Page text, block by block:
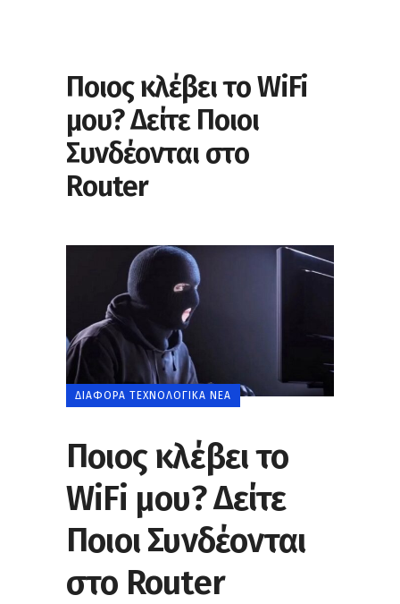
Ποιος κλέβει το WiFi
μου? Δείτε Ποιοι
Συνδέονται στο
Router
ΔΙΆΦΟΡΑ ΤΕΧΝΟΛΟΓΙΚΆ ΝΈΑ
Ποιος κλέβει το
WiFi μου? Δείτε
Ποιοι Συνδέονται
στο Router